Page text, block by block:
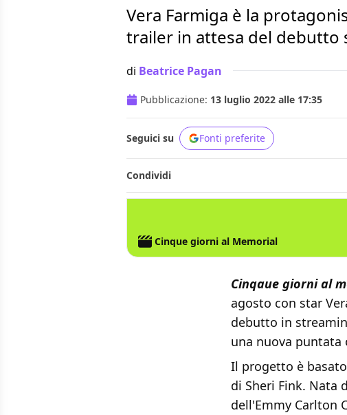
Vera Farmiga è la
trailer in attesa del debutto
di Beatrice Pagan
Pubblicazione: 13 luglio 2022 alle 17:35
Seguici su Fonti preferite
Condividi
Cinque giorni al Memorial
Cinqaue giorni al
agosto con star
debutto in
una nuova puntata
Il progetto è
di Sheri Fink. Nata
dell'Emmy Carlton